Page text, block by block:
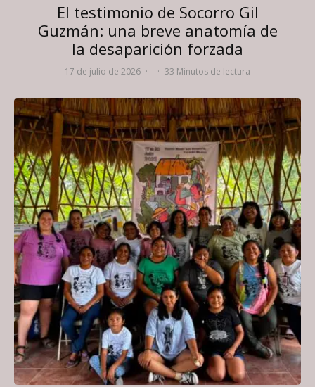
El testimonio de Socorro Gil
Guzmán: una breve anatomía de
la desaparición forzada
17 de julio de 2026 · · 33 Minutos de lectura